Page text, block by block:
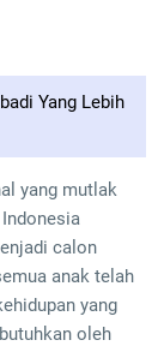
Yang Lebih
yang mutlak
calon
anak telah
yang
oleh